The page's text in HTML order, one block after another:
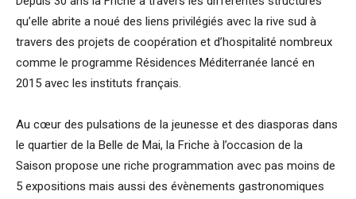
qu’elle abrite a noué des liens privilégiés avec la rive sud à
travers des projets de coopération et d’hospitalité nombreux
comme le programme Résidences Méditerranée lancé en
2015 avec les instituts français.
Au cœur des pulsations de la jeunesse et des diasporas dans
le quartier de la Belle de Mai, la Friche à l’occasion de la
Saison propose une riche programmation avec pas moins de
5 expositions mais aussi des évènements gastronomiques